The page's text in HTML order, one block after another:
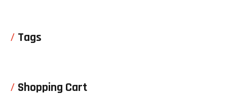
Tags
Shopping Cart